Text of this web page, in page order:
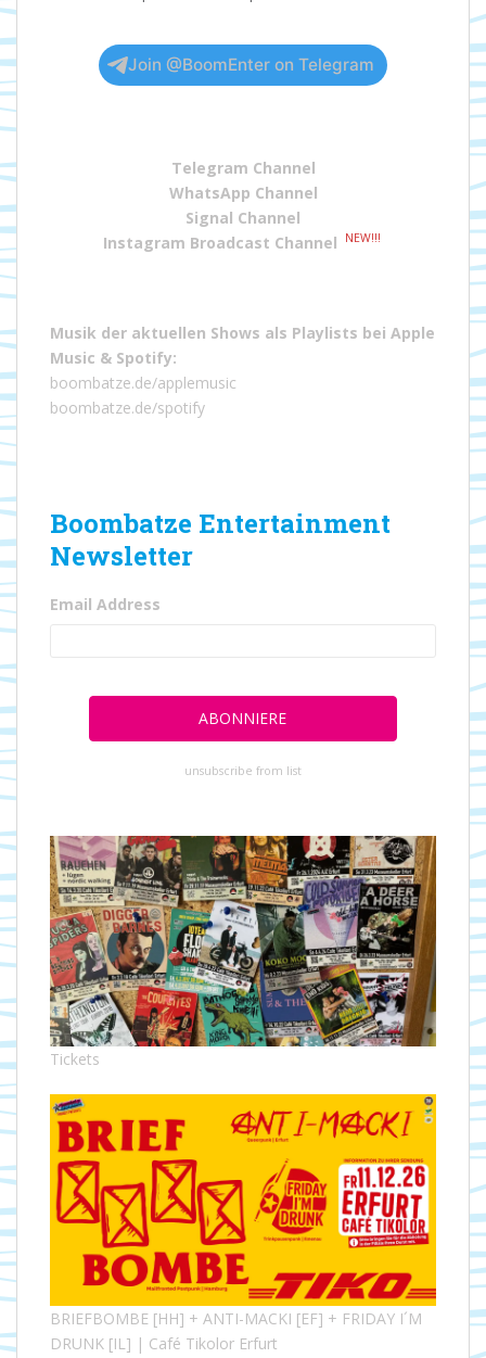
Join @BoomEnter on Telegram
Telegram Channel
WhatsApp Channel
Signal Channel
Instagram Broadcast Channel
NEW!!!
Musik der aktuellen Shows als Playlists bei Apple
Music & Spotify:
boombatze.de/applemusic
boombatze.de/spotify
Boombatze Entertainment
Newsletter
Email Address
unsubscribe from list
Tickets
BRIEFBOMBE [HH] + ANTI-MACKI [EF] + FRIDAY I´M
DRUNK [IL] | Café Tikolor Erfurt